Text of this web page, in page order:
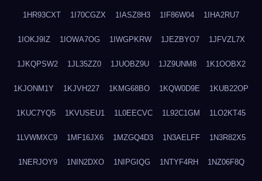
1HR93CXT 1I70CGZX 1IASZ8H3 1IF86W04 1IHA2RU7
1IOKJ9IZ 1IOWA7OG 1IWGPKRW 1JEZBYO7 1JFVZL7X
1JKQPSW2 1JL35ZZ0 1JUOBZ9U 1JZ9UNM8 1K1OOBX2
1KJONM1Y 1KJVH227 1KMG68BO 1KQW0D9E 1KUB22OP
1KUC7YQ5 1KVUSEU1 1L0EECVC 1L92C1GM 1LO2KT45
1LVWMXC9 1MF16JX6 1MZGQ4D3 1N3AELFF 1N3R82X5
1NERJOY9 1NIN2DXO 1NIPGIQG 1NTYF4RH 1NZ06F8Q